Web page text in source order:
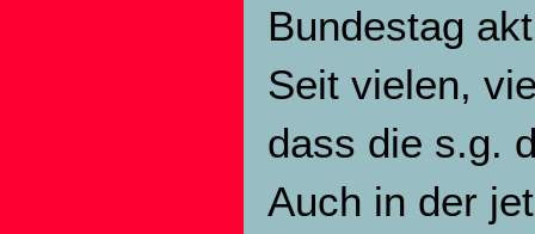
Bundestag
Seit vielen,
dass die s.g.
Auch in der